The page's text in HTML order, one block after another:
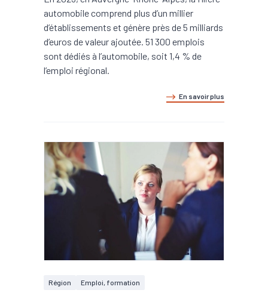
automobile comprend plus d’un millier
d’établissements et génère près de 5 milliards
d’euros de valeur ajoutée. 51 300 emplois
sont dédiés à l’automobile, soit 1,4 % de
l’emploi régional.
En savoir plus
Région Emploi, formation